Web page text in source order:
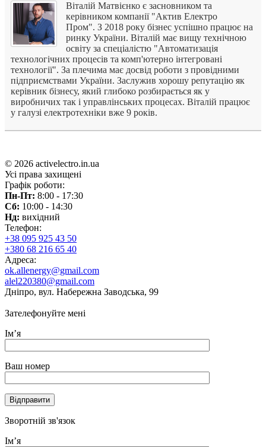
Віталій Матвієнко є засновником та
керівником компанії "Актив Електро
Пром". З 2018 року бізнес успішно працює на
ринку України. Віталій має вищу технічною
освіту за спеціалістю "Автоматизація
технологічних процесів та комп'ютерно інтегровані
технології". За плечима має досвід роботи з провідними
підприємствами України. Заслужив хорошу репутацію як
керівник бізнесу, який глибоко розбирається як у
виробничих так і управлінських процесах. Віталій працює
у галузі електротехніки вже 9 років.
© 2026 activelectro.in.ua
Усі права захищені
Графік роботи:
Пн-Пт: 8:00 - 17:30
Сб: 10:00 - 14:30
Нд: вихідний
Телефон:
+38 095 925 43 50
+380 68 216 65 40
Адреса:
ok.allenergy@gmail.com
alel220380@gmail.com
Дніпро, вул. Набережна Заводська, 99
Зателефонуйте мені
Ім’я
Ваш номер
Зворотній зв'язок
Ім’я